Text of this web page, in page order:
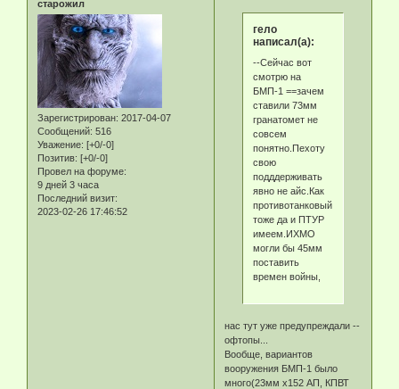
старожил
Зарегистрирован: 2017-04-07
Сообщений: 516
Уважение: [+0/-0]
Позитив: [+0/-0]
Провел на форуме:
9 дней 3 часа
Последний визит:
2023-02-26 17:46:52
гело
написал(а):
--Сейчас вот
смотрю на
БМП-1 ==зачем
ставили 73мм
гранатомет не
совсем
понятно.Пехоту
свою
подддерживать
явно не айс.Как
противотанковый
тоже да и ПТУР
имеем.ИХМО
могли бы 45мм
поставить
времен войны,
нас тут уже предупреждали --
офтопы...
Вообще, вариантов
вооружения БМП-1 было
много(23мм х152 АП, КПВТ